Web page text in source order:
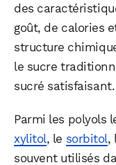
des
goût, de calories
structure
le sucre
sucré satisfaisant.
Parmi les polyols
xylitol, le sorbitol,
souvent utilisés